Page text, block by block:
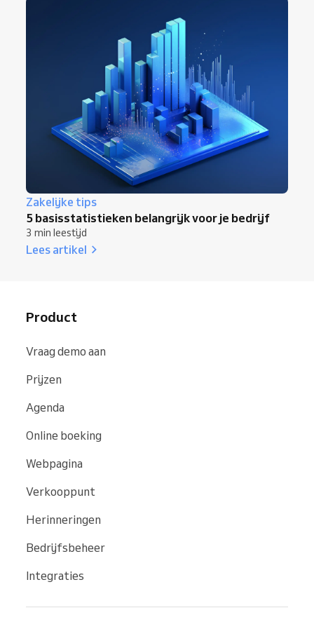
Zakelijke tips
5 basisstatistieken belangrijk voor je bedrijf
3 min leestijd
Lees artikel
Product
Vraag demo aan
Prijzen
Agenda
Online boeking
Webpagina
Verkooppunt
Herinneringen
Bedrijfsbeheer
Integraties